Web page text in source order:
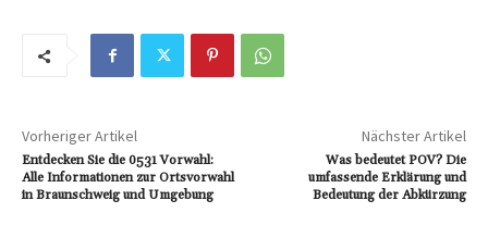
Vorheriger Artikel
Entdecken Sie die 0531 Vorwahl:
Alle Informationen zur Ortsvorwahl
in Braunschweig und Umgebung
Nächster Artikel
Was bedeutet POV? Die
umfassende Erklärung und
Bedeutung der Abkürzung